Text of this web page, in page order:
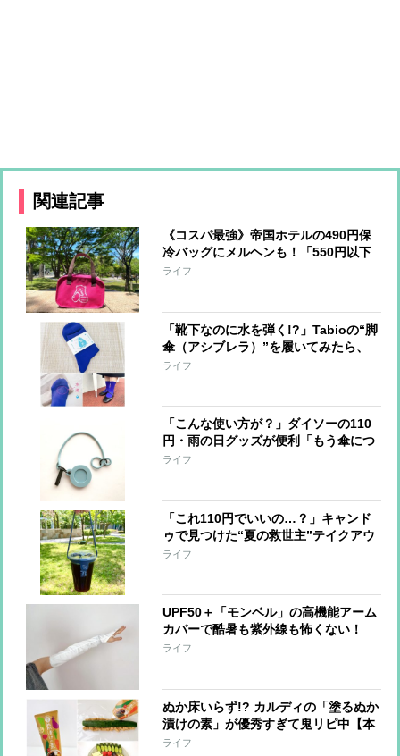
関連記事
《コスパ最強》帝国ホテルの490円保
冷バッグにメルヘンも！「550円以下
で買える大当たり保冷バッグ」4選
ライフ
「靴下なのに水を弾く!?」Tabioの“脚
傘（アシブレラ）”を履いてみたら、
雨の日のストレスが少し軽くなった
ライフ
「こんな使い方が？」ダイソーの110
円・雨の日グッズが便利「もう傘につ
けっぱなしです」【本日のお気に入
ライフ
「これ110円でいいの…？」キャンド
ゥで見つけた“夏の救世主”テイクアウ
トドリンクを快適に持ち歩ける便利グ
ライフ
UPF50＋「モンベル」の高機能アーム
カバーで酷暑も紫外線も怖くない！
【本日のお気に入り】
ライフ
ぬか床いらず!? カルディの「塗るぬか
漬けの素」が優秀すぎて鬼リピ中【本
日のお気に入り】
ライフ